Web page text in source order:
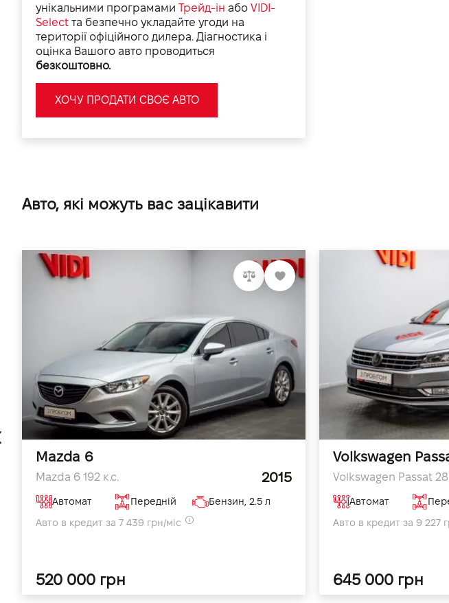
унікальними програмами Трейд-ін або VIDI-
Select та безпечно укладайте угоди на
території офіційного дилера. Діагностика і
оцінка Вашого авто проводиться
безкоштовно.
ХОЧУ ПРОДАТИ СВОЄ АВТО
Авто, які можуть вас зацікавити
Mazda 6
Mazda 6 192 к.с. 2015
Автомат Передній
Бензин, 2.5 л
Авто в кредит за 7 439 грн/міс
520 000 грн
Volkswagen
Volkswagen Passat
Автомат
Авто в кредит за 9 227
645 000 грн